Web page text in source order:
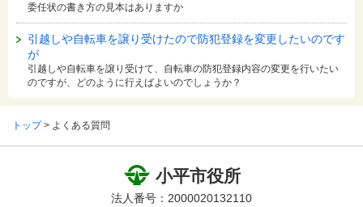
委任状の書き方の見本はありますか
引越しや自転車を譲り受けたので防犯登録を変更したいのです
が
引越しや自転車を譲り受けて、自転車の防犯登録内容の変更を行いたい
のですが、どのように行えばよいのでしょうか？
トップ> よくある質問
小平市役所
法人番号：2000020132110